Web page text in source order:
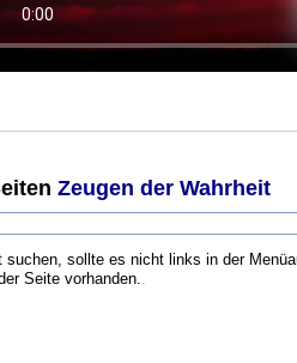
Zeugen der Wahrheit
suchen, sollte es nicht links in der
Seite vorhanden..